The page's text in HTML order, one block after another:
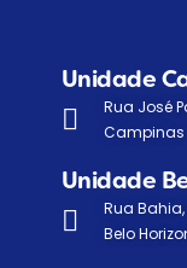
Unidade
Rua José
Campinas
Unidade
Rua Bahia,
Belo